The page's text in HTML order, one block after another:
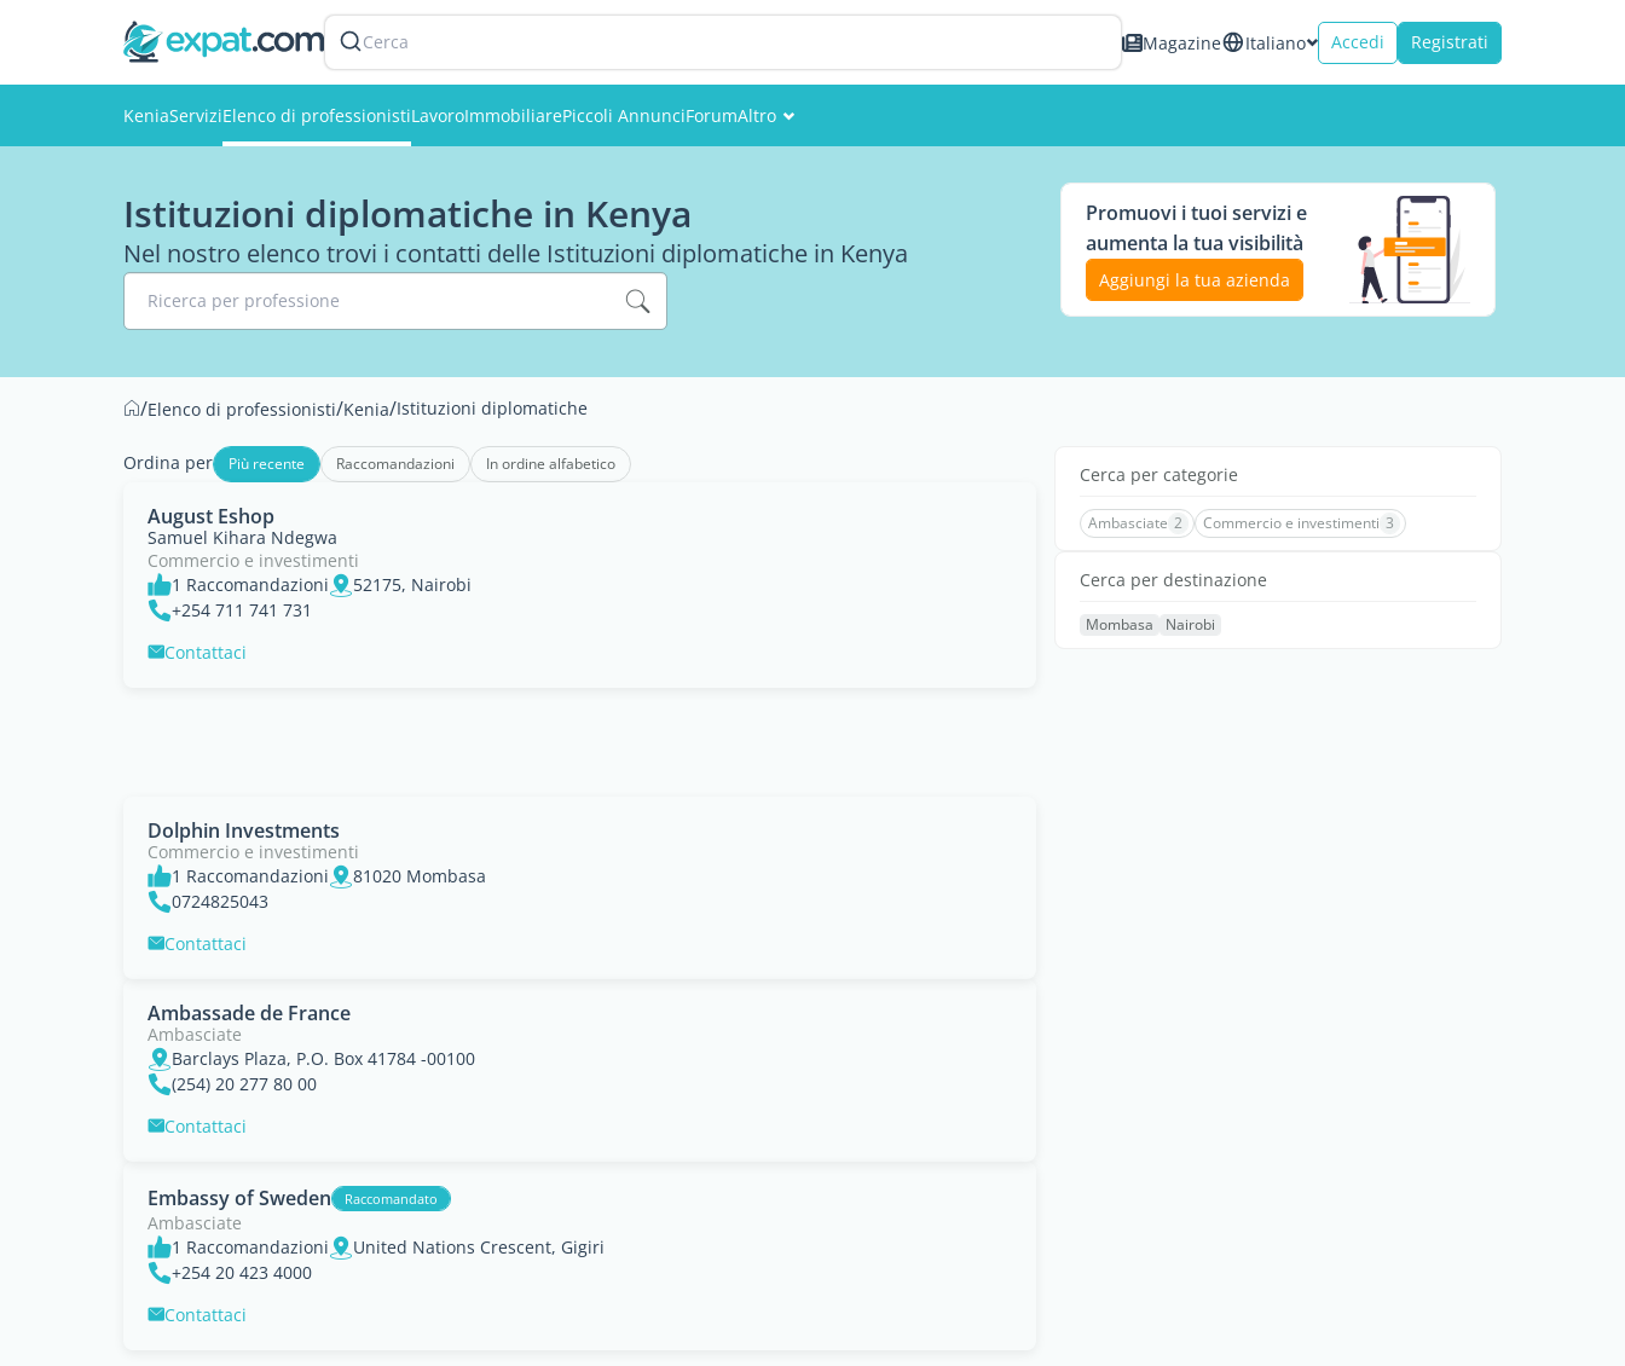
Cerca Magazine Italiano Accedi Registrati
KeniaServiziElenco di professionistiLavoroImmobiliarePiccoli AnnunciForumAltro
Istituzioni diplomatiche in Kenya
Nel nostro elenco trovi i contatti delle Istituzioni diplomatiche in Kenya
Ricerca per professione
Promuovi i tuoi servizi e
aumenta la tua visibilità
Aggiungi la tua azienda
/Elenco di professionisti/Kenia/Istituzioni diplomatiche
Ordina per Più recente Raccomandazioni In ordine alfabetico
August Eshop
Samuel Kihara Ndegwa
Commercio e investimenti
1 Raccomandazioni
52175, Nairobi
+254 711 741 731
Contattaci
Dolphin Investments
Commercio e investimenti
1 Raccomandazioni
81020 Mombasa
0724825043
Contattaci
Ambassade de France
Ambasciate
Barclays Plaza, P.O. Box 41784 -00100
(254) 20 277 80 00
Contattaci
Embassy of Sweden Raccomandato
Ambasciate
1 Raccomandazioni
United Nations Crescent, Gigiri
+254 20 423 4000
Contattaci
Cerca per categorie
Ambasciate 2 Commercio e investimenti 3
Cerca per destinazione
Mombasa Nairobi